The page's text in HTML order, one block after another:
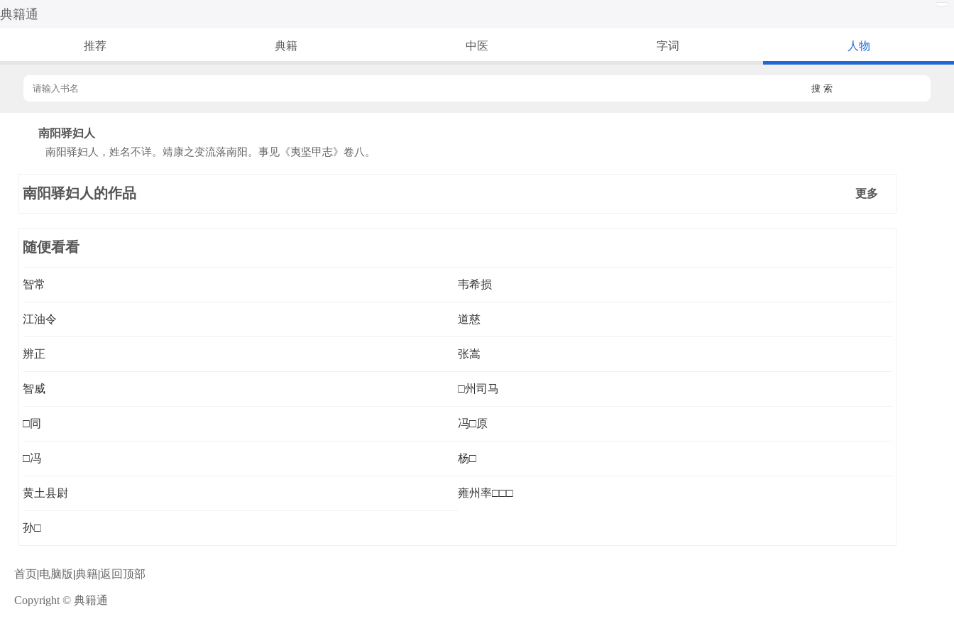
典籍通
推荐 典籍 中医 字词 人物
搜 索
南阳驿妇人
南阳驿妇人，姓名不详。靖康之变流落南阳。事见《夷坚甲志》卷八。
南阳驿妇人的作品 更多
随便看看
智常 韦希损
江油令 道慈
辨正 张嵩
智威 □州司马
□同 冯□原
□冯 杨□
黄土县尉 雍州率□□□
孙□
首页|电脑版|典籍|返回顶部
Copyright © 典籍通